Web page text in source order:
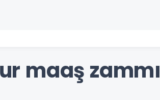
maaş zammı